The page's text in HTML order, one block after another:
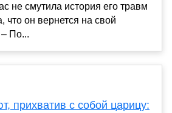
не смутила история его травм
что он вернется на свой
По...
прихватив с собой царицу: